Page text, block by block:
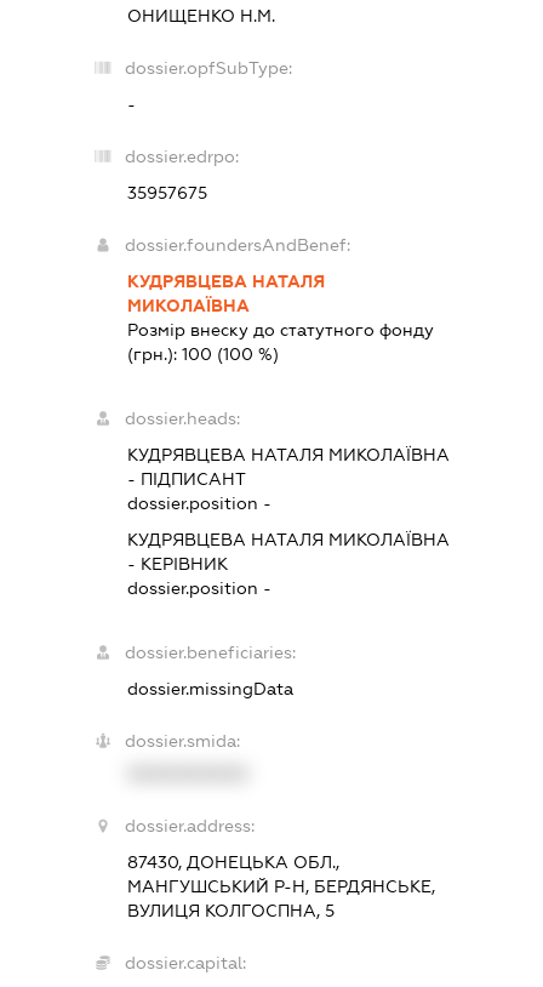
ОНИЩЕНКО Н.М.
dossier.opfSubType:
-
dossier.edrpo:
35957675
dossier.foundersAndBenef:
КУДРЯВЦЕВА НАТАЛЯ
МИКОЛАЇВНА
Розмір внеску до статутного фонду
(грн.): 100 (100 %)
dossier.heads:
КУДРЯВЦЕВА НАТАЛЯ МИКОЛАЇВНА
- ПІДПИСАНТ
dossier.position -
КУДРЯВЦЕВА НАТАЛЯ МИКОЛАЇВНА
- КЕРІВНИК
dossier.position -
dossier.beneficiaries:
dossier.missingData
dossier.smida:
dossier.address:
87430, ДОНЕЦЬКА ОБЛ.,
МАНГУШСЬКИЙ Р-Н, БЕРДЯНСЬКЕ,
ВУЛИЦЯ КОЛГОСПНА, 5
dossier.capital: